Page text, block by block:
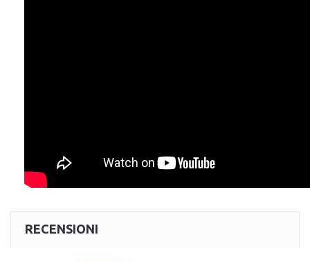
RECENSIONI